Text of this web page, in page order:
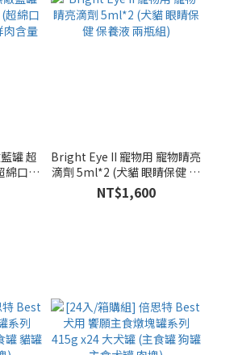
罐 超
綿口感
量 肉
Bright Eye II 寵物用 寵物睛亮
滴劑 5ml*2 (犬貓 眼睛保健 保
養液 兩瓶組)
NT$1,600